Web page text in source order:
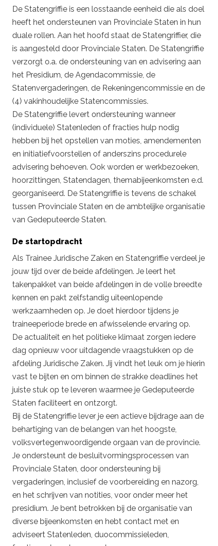
De Statengriffie is een losstaande eenheid die als doel
heeft het ondersteunen van Provinciale Staten in hun
duale rollen. Aan het hoofd staat de Statengriffier, die
is aangesteld door Provinciale Staten. De Statengriffie
verzorgt o.a. de ondersteuning van en advisering aan
het Presidium, de Agendacommissie, de
Statenvergaderingen, de Rekeningencommissie en de
(4) vakinhoudelijke Statencommissies.
De Statengriffie levert ondersteuning wanneer
(individuele) Statenleden of fracties hulp nodig
hebben bij het opstellen van moties, amendementen
en initiatiefvoorstellen of anderszins procedurele
advisering behoeven. Ook worden er werkbezoeken,
hoorzittingen, Statendagen, themabijeenkomsten e.d.
georganiseerd. De Statengriffie is tevens de schakel
tussen Provinciale Staten en de ambtelijke organisatie
van Gedeputeerde Staten.
De startopdracht
Als Trainee Juridische Zaken en Statengriffie verdeel je
jouw tijd over de beide afdelingen. Je leert het
takenpakket van beide afdelingen in de volle breedte
kennen en pakt zelfstandig uiteenlopende
werkzaamheden op. Je doet hierdoor tijdens je
traineeperiode brede en afwisselende ervaring op.
De actualiteit en het politieke klimaat zorgen iedere
dag opnieuw voor uitdagende vraagstukken op de
afdeling Juridische Zaken. Jij vindt het leuk om je hierin
vast te bijten en om binnen de strakke deadlines het
juiste stuk op te leveren waarmee je Gedeputeerde
Staten faciliteert en ontzorgt.
Bij de Statengriffie lever je een actieve bijdrage aan de
behartiging van de belangen van het hoogste,
volksvertegenwoordigende orgaan van de provincie.
Je ondersteunt de besluitvormingsprocessen van
Provinciale Staten, door ondersteuning bij
vergaderingen, inclusief de voorbereiding en nazorg,
en het schrijven van notities, voor onder meer het
presidium. Je bent betrokken bij de organisatie van
diverse bijeenkomsten en hebt contact met en
adviseert Statenleden, duocommissieleden,